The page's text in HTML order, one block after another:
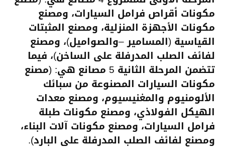
مكونات أقراص فرامل السيارات، ومصنع
مكونات الأجهزة المنزلية، ومصنع المثبتات
القياسية (المسامير –والصواميل)، ومصنع
لفائف الصلب المدرفلة على الساخن)، فيما
تتضمن المرحلة الثانية 5 مصانع هي: (مصنع
مكونات السيارات المصنوعة من سبائك
الألومنيوم والمغنيسيوم، ومصنع معدات
الهيكل الفولاذي، ومصنع مكونات طبلة
فرامل السيارات، ومصنع مكونات آلات البناء،
ومصنع لفائف الصلب المدرفلة على البارد).